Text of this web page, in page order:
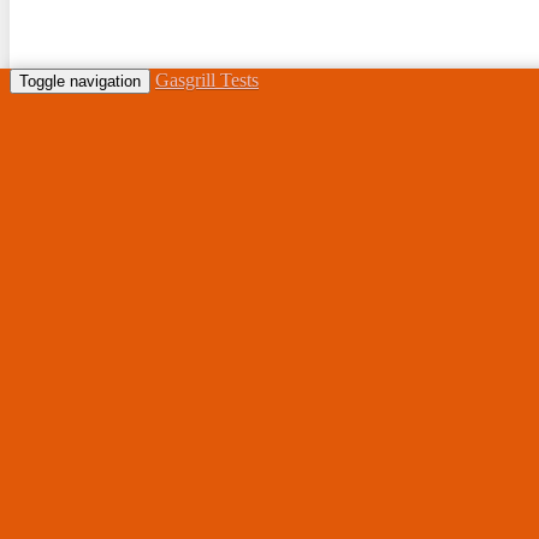
Toggle navigation Gasgrill Tests